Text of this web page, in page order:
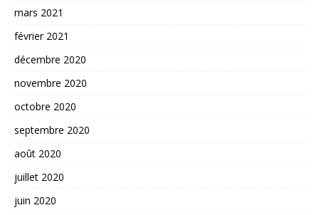
mars 2021
février 2021
décembre 2020
novembre 2020
octobre 2020
septembre 2020
août 2020
juillet 2020
juin 2020